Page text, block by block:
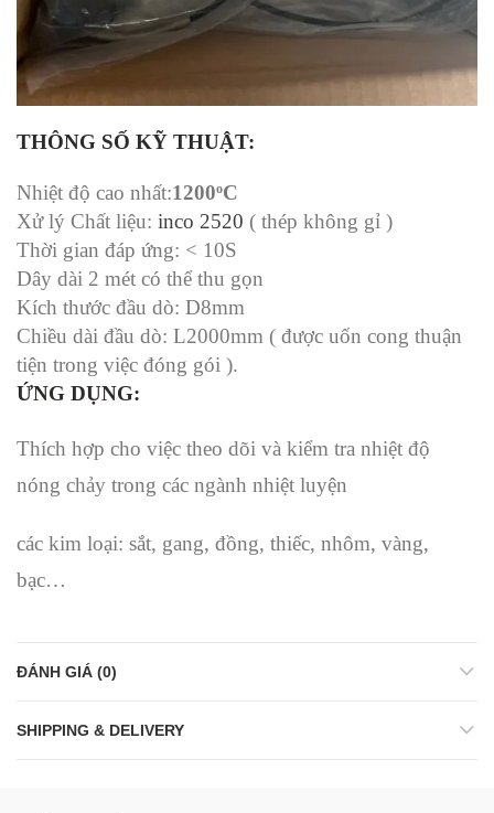
THÔNG SỐ KỸ THUẬT:
Nhiệt độ cao nhất:1200oC
Xử lý Chất liệu: inco 2520 ( thép không gỉ )
Thời gian đáp ứng: < 10S
Dây dài 2 mét có thể thu gọn
Kích thước đầu dò: D8mm
Chiều dài đầu dò: L2000mm ( được uốn cong thuận
tiện trong việc đóng gói ).
ỨNG DỤNG:
Thích hợp cho việc theo dõi và kiểm tra nhiệt độ
nóng chảy trong các ngành nhiệt luyện
các kim loại: sắt, gang, đồng, thiếc, nhôm, vàng,
bạc…
ĐÁNH GIÁ (0)
SHIPPING & DELIVERY